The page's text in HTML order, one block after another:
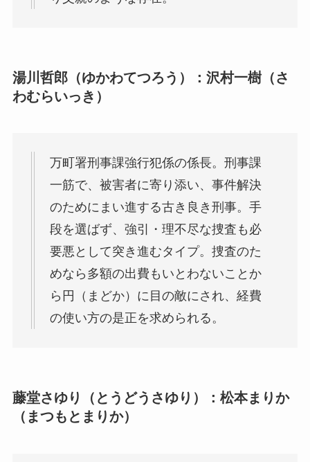
湯川哲郎（ゆかわてつろう）：沢村一樹（さ
わむらいっき）
万町署刑事課強行犯係の係長。刑事課
一筋で、被害者に寄り添い、事件解決
のためにまい進する古き良き刑事。手
段を選ばず、強引・理不尽な捜査も必
要悪として突き進むタイプ。捜査のた
めなら多額の出費もいとわないことか
ら円（まどか）に目の敵にされ、経費
の使い方の是正を求められる。
藤堂さゆり（とうどうさゆり）：松本まりか
（まつもとまりか）